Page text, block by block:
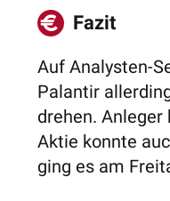
Fazit
Auf Analysten-
Palantir
drehen.
Aktie konnte
ging es am